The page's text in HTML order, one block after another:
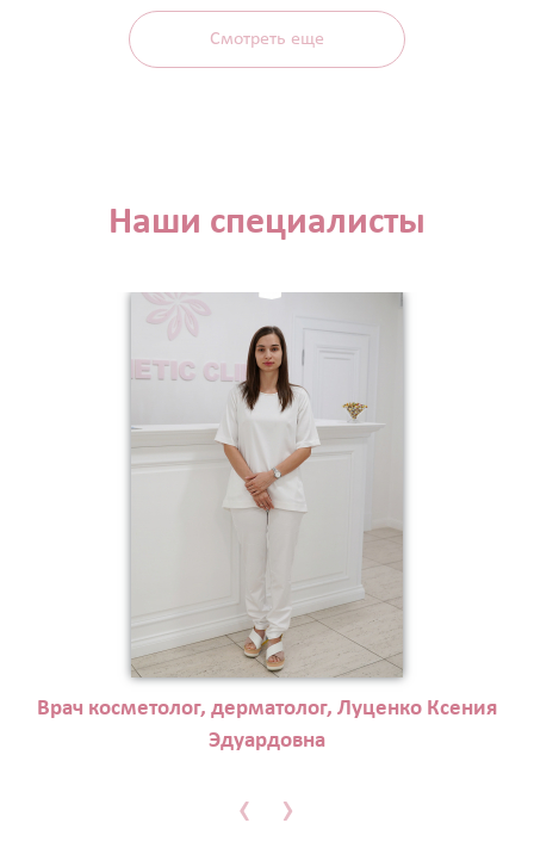
Смотреть еще
Наши специалисты
Врач косметолог, дерматолог, Луценко Ксения
Эдуардовна
‹ ›